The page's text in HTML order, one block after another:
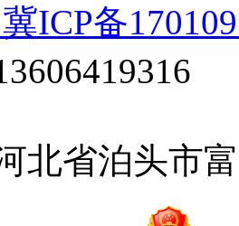
冀ICP备
北省泊头市